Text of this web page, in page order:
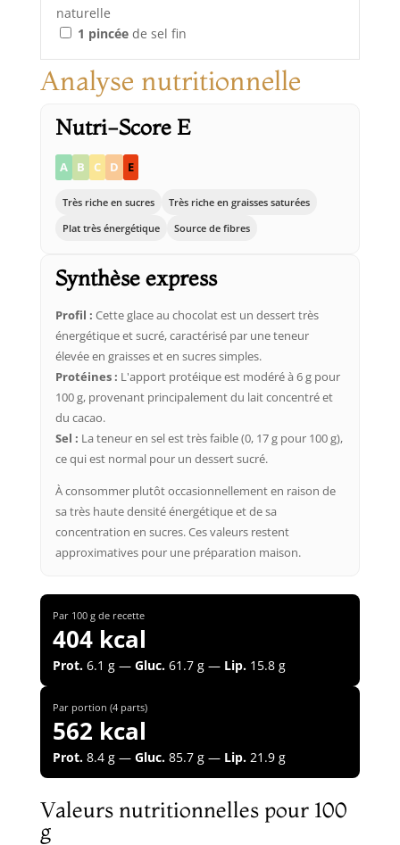
naturelle
1 pincéede sel fin
Analyse nutritionnelle
Nutri-Score E
A B C D E
Très riche en sucres
Très riche en graisses saturées
Plat très énergétique
Source de fibres
Synthèse express
Profil : Cette glace au chocolat est un dessert très
énergétique et sucré, caractérisé par une teneur
élevée en graisses et en sucres simples.
Protéines : L'apport protéique est modéré à 6 g pour
100 g, provenant principalement du lait concentré et
du cacao.
Sel : La teneur en sel est très faible (0, 17 g pour 100 g),
ce qui est normal pour un dessert sucré.
À consommer plutôt occasionnellement en raison de
sa très haute densité énergétique et de sa
concentration en sucres. Ces valeurs restent
approximatives pour une préparation maison.
Par 100 g de recette
404 kcal
Prot.6.1 g — Gluc.61.7 g — Lip.15.8 g
Par portion (4 parts)
562 kcal
Prot.8.4 g — Gluc.85.7 g — Lip.21.9 g
Valeurs nutritionnelles pour 100
g